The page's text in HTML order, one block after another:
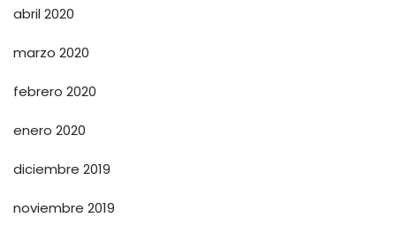
abril 2020
marzo 2020
febrero 2020
enero 2020
diciembre 2019
noviembre 2019